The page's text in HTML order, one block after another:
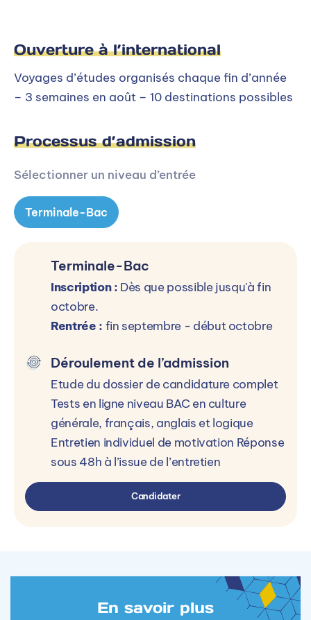
Ouverture à l’international
Voyages d’études organisés chaque fin d’année
– 3 semaines en août – 10 destinations possibles
Processus d’admission
Sélectionner un niveau d’entrée
Terminale-Bac
Terminale-Bac
Inscription : Dès que possible jusqu'à fin
octobre.
Rentrée : fin septembre - début octobre
Déroulement de l’admission
Etude du dossier de candidature complet
Tests en ligne niveau BAC en culture
générale, français, anglais et logique
Entretien individuel de motivation Réponse
sous 48h à l’issue de l’entretien
Candidater
En savoir plus